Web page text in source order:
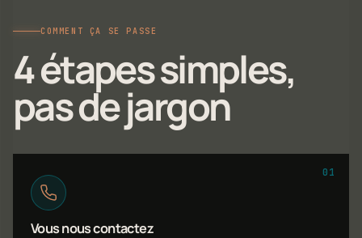
COMMENT ÇA SE PASSE
4 étapes simples,
pas de jargon
01
Vous nous contactez